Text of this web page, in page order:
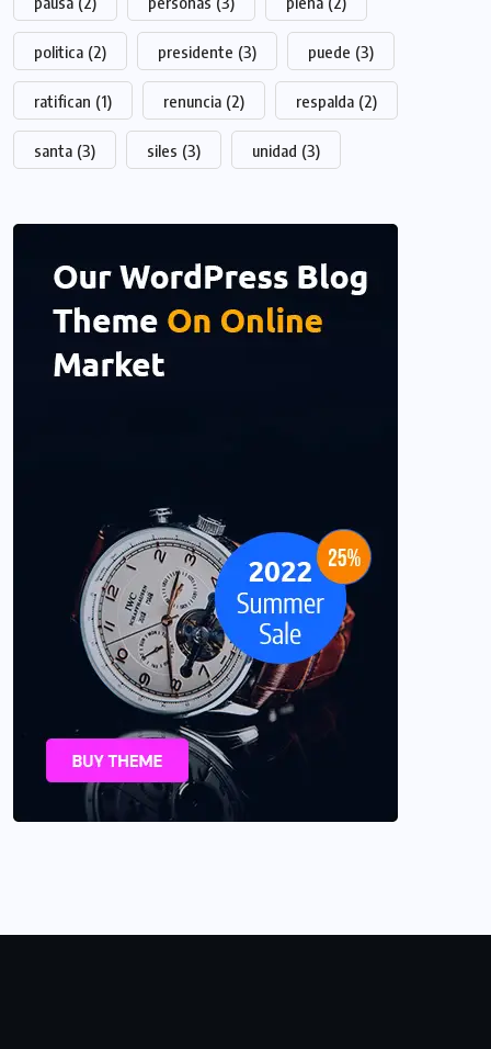
politica (2) presidente (3) puede (3)
ratifican (1) renuncia (2) respalda (2)
santa (3) siles (3) unidad (3)